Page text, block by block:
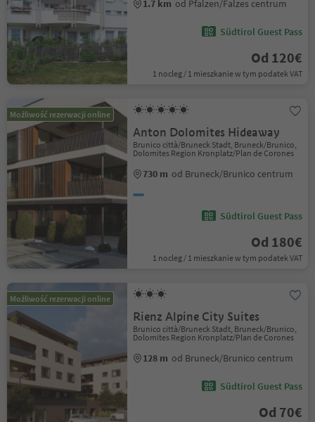
1.7 km od Pfalzen/Falzes centrum
Südtirol Guest Pass
Od 120€
1 nocleg / 1 mieszkanie w tym podatek VAT
Możliwość rezerwacji online
Anton Dolomites Hideaway
Brunico città/Bruneck Stadt, Bruneck/Brunico,
Dolomites Region Kronplatz/Plan de Corones
730 m od Bruneck/Brunico centrum
Südtirol Guest Pass
Od 180€
1 nocleg / 1 mieszkanie w tym podatek VAT
Możliwość rezerwacji online
Rienz Alpine City Suites
Brunico città/Bruneck Stadt, Bruneck/Brunico,
Dolomites Region Kronplatz/Plan de Corones
128 m od Bruneck/Brunico centrum
Südtirol Guest Pass
Od 70€